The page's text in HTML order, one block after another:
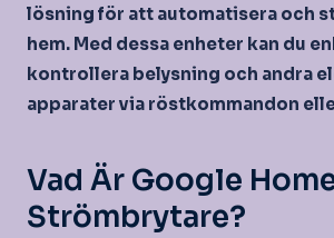
lösning för att automatisera och
hem. Med dessa enheter kan du
kontrollera belysning och andra
apparater via röstkommandon
Vad Är Google
Strömbrytare?